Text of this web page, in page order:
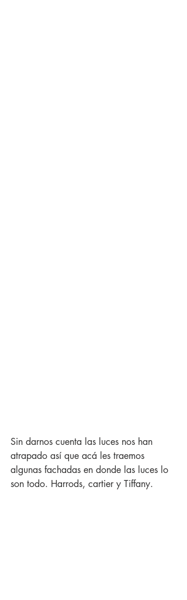
Sin darnos cuenta las luces nos han
atrapado así que acá les traemos
algunas fachadas en donde las luces lo
son todo. Harrods, cartier y Tiffany.